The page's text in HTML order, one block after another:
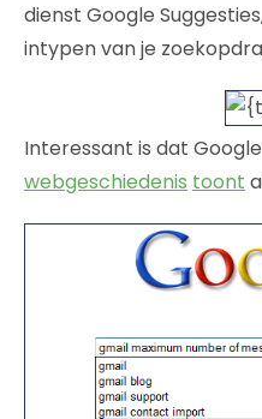
dienst Google
intypen van je
Interessant is dat
webgeschiedenis toont